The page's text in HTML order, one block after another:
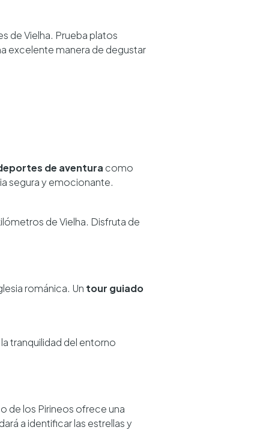
de Vielha. Prueba platos
excelente manera de degustar
de aventura como
segura y emocionante.
de Vielha. Disfruta de
románica. Un tour guiado
tranquilidad del entorno
de los Pirineos ofrece una
a identificar las estrellas y